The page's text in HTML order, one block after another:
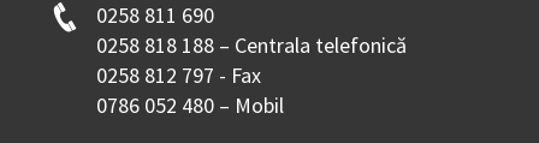
0258 811 690
0258 818 188 – Centrala telefonică
0258 812 797 - Fax
0786 052 480 – Mobil